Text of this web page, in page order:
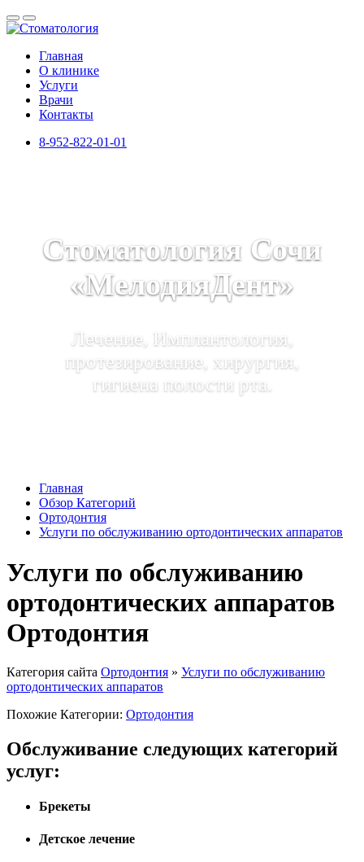
Главная
О клинике
Услуги
Врачи
Контакты
8-952-822-01-01
Стоматология Сочи
«МелодияДент»
Лечение, Имплантология,
протезирование, хирургия,
гигиена полости рта.
Главная
Обзор Категорий
Ортодонтия
Услуги по обслуживанию ортодонтических аппаратов
Услуги по обслуживанию
ортодонтических аппаратов
Ортодонтия
Категория сайта Ортодонтия » Услуги по обслуживанию
ортодонтических аппаратов
Похожие Категории: Ортодонтия
Обслуживание следующих категорий
услуг:
Брекеты
Детское лечение